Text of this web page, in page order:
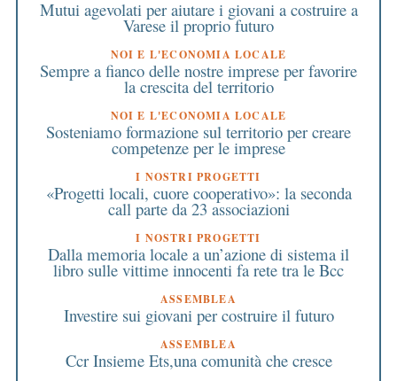
Mutui agevolati per aiutare i giovani a costruire a
Varese il proprio futuro
NOI E L'ECONOMIA LOCALE
Sempre a fianco delle nostre imprese per favorire
la crescita del territorio
NOI E L'ECONOMIA LOCALE
Sosteniamo formazione sul territorio per creare
competenze per le imprese
I NOSTRI PROGETTI
«Progetti locali, cuore cooperativo»: la seconda
call parte da 23 associazioni
I NOSTRI PROGETTI
Dalla memoria locale a un’azione di sistema il
libro sulle vittime innocenti fa rete tra le Bcc
ASSEMBLEA
Investire sui giovani per costruire il futuro
ASSEMBLEA
Ccr Insieme Ets,una comunità che cresce